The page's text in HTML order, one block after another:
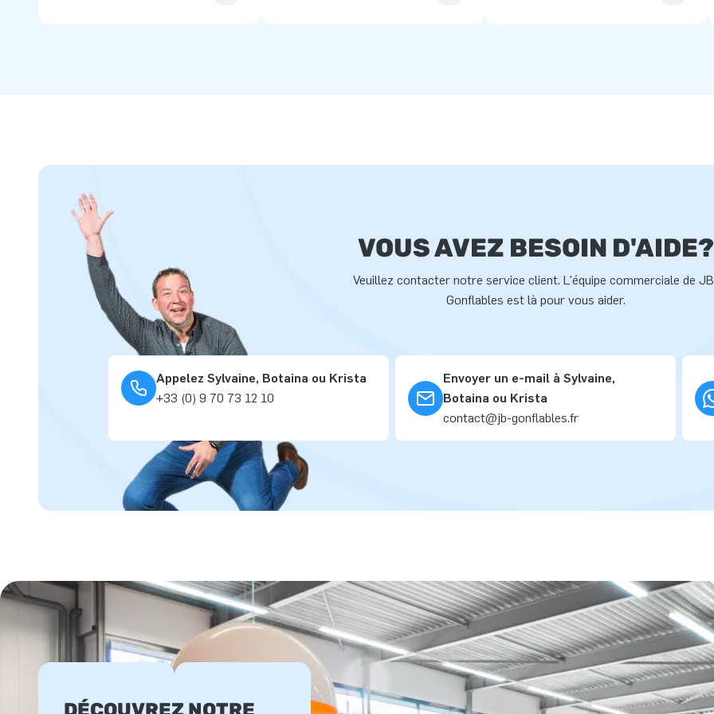
VOUS AVEZ BESOIN D'AIDE?
Veuillez contacter notre service client. L'équipe commerciale de
Gonflables est là pour vous aider.
Appelez Sylvaine, Botaina ou Krista
+33 (0) 9 70 73 12 10
Envoyer un e-mail à Sylvaine,
Botaina ou Krista
contact@jb-gonflables.fr